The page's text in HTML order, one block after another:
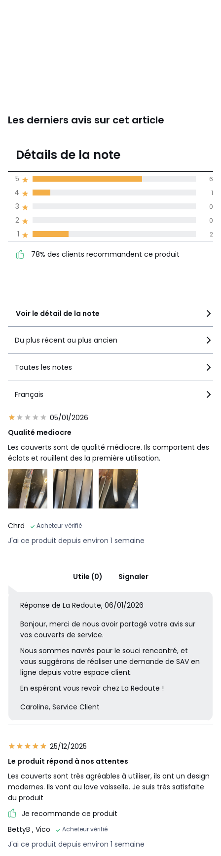
Les derniers avis sur cet article
4
moyenne des avis
dans toutes les
4 1
5
Voir le détail de la note
Détails de la note
1 2
2 0
3 0
4 1
5 6
78% des clients recommandent ce produit
Du plus récent au plus ancien
Toutes les notes
Français
05/01/2026
Qualité mediocre
Les couverts sont de qualité médiocre. Ils comportent des
éclats et rouillent des la première utilisation.
Chrd Acheteur vérifié
J'ai ce produit depuis environ 1 semaine
Utile (0) Signaler
Réponse de La Redoute, 06/01/2026
Bonjour, merci de nous avoir partagé votre avis sur
vos couverts de service.
Nous sommes navrés pour le souci rencontré, et
vous suggérons de réaliser une demande de SAV en
ligne depuis votre espace client.
En espérant vous revoir chez La Redoute !
Caroline, Service Client
25/12/2025
Le produit répond à nos attentes
Les couverts sont très agréables à utiliser, ils ont un design
modernes. Ils vont au lave vaisselle. Je suis très satisfaite
du produit
Je recommande ce produit
BettyB , Vico Acheteur vérifié
J'ai ce produit depuis environ 1 semaine